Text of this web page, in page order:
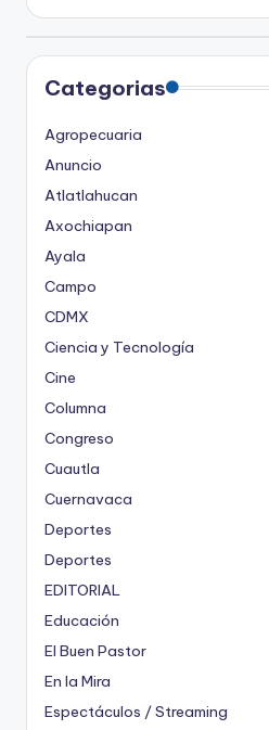
Categorias
Agropecuaria
Anuncio
Atlatlahucan
Axochiapan
Ayala
Campo
CDMX
Ciencia y Tecnología
Cine
Columna
Congreso
Cuautla
Cuernavaca
Deportes
Deportes
EDITORIAL
Educación
El Buen Pastor
En la Mira
Espectáculos / Streaming